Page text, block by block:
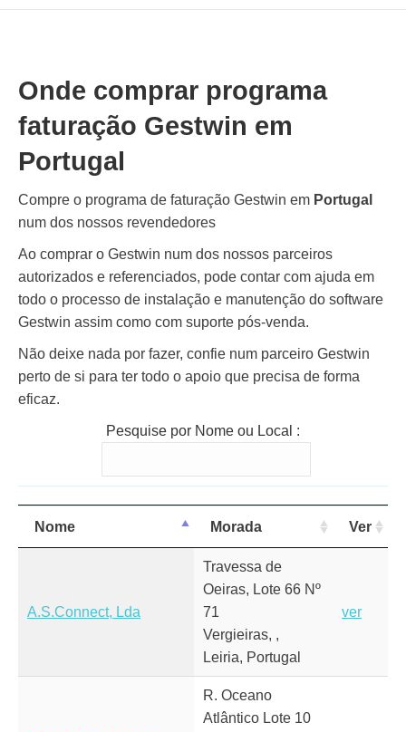
Onde comprar programa
faturação Gestwin em
Portugal
Compre o programa de faturação Gestwin em Portugal
num dos nossos revendedores
Ao comprar o Gestwin num dos nossos parceiros
autorizados e referenciados, pode contar com ajuda em
todo o processo de instalação e manutenção do software
Gestwin assim como com suporte pós-venda.
Não deixe nada por fazer, confie num parceiro Gestwin
perto de si para ter todo o apoio que precisa de forma
eficaz.
Pesquise por Nome ou Local :
Nome Morada Ver
A.S.Connect, Lda
Travessa de
Oeiras, Lote 66 Nº
71
Vergieiras, ,
Leiria, Portugal
ver
R. Oceano
Atlântico Lote 10